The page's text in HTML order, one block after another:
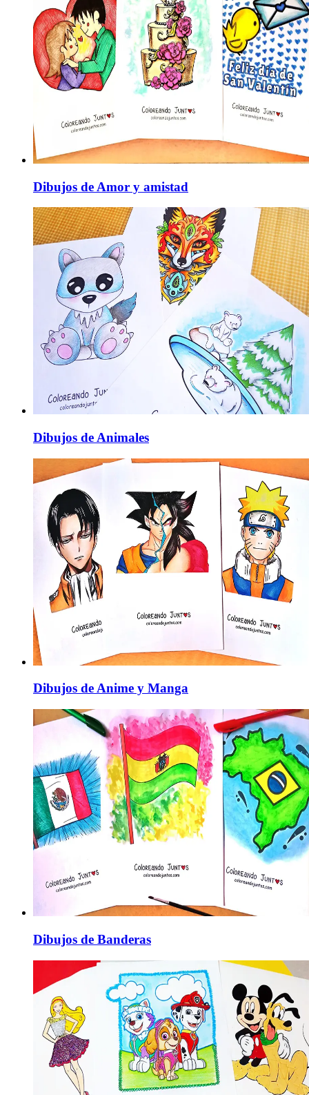
Dibujos de Amor y amistad
Dibujos de Animales
Dibujos de Anime y Manga
Dibujos de Banderas